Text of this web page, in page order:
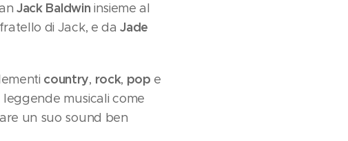
Jack Baldwininsieme al
di Jack, e daJade
country, rock, pop e
musicali come
un suo sound ben